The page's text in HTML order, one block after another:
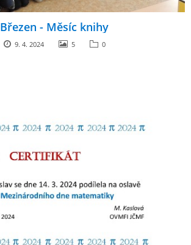
Březen - Měsíc knihy
9. 4. 2024 5 0